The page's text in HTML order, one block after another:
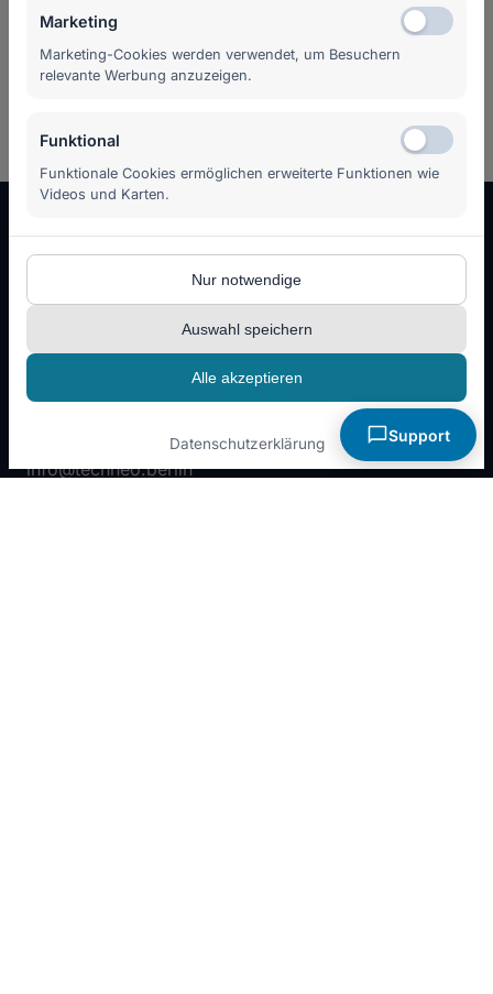
10827 Berlin
+49 30 555 70 70 - 0
WhatsApp: +49 30 555 70 70 70
info@techneo.berlin
Marketing
Marketing-Cookies werden verwendet, um Besuchern
relevante Werbung anzuzeigen.
Funktional
Funktionale Cookies ermöglichen erweiterte Funktionen wie
Videos und Karten.
Nur notwendige
Auswahl speichern
Alle akzeptieren
Datenschutzerklärung Support